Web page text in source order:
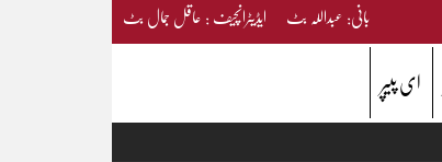
بانی: عبداللہ بٹ ایڈیٹرانچیف : عاقل جمال بٹ
ای پیپر